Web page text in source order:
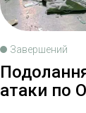
Завершений
атаки по